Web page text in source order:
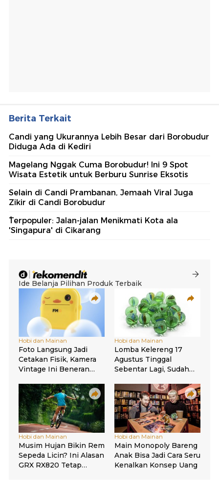
Berita Terkait
Candi yang Ukurannya Lebih Besar dari Borobudur
Diduga Ada di Kediri
Magelang Nggak Cuma Borobudur! Ini 9 Spot
Wisata Estetik untuk Berburu Sunrise Eksotis
Selain di Candi Prambanan, Jemaah Viral Juga
Zikir di Candi Borobudur
ُTerpopuler: Jalan-jalan Menikmati Kota ala
'Singapura' di Cikarang